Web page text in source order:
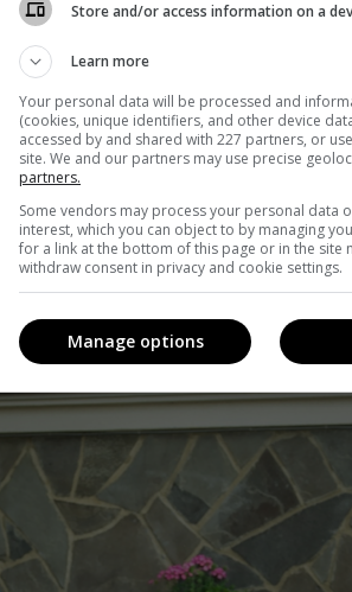
– із заможної сім’ї, у якій
стосунки сповнені ніжності та
серед однолітків і особливо
мила, чарівна, та й усе. В
Ніні.
Store and/or access information on a
Learn more
Your personal data will be processed and
(cookies, unique identifiers, and other device
accessed by and shared with 227 partners, or
site. We and our partners may use precise
partners.
Some vendors may process your personal data
interest, which you can object to by managing
for a link at the bottom of this page or in the site
withdraw consent in privacy and cookie settings.
Manage options